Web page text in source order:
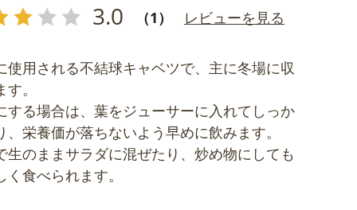
3.0 （1） レビューを見る
使用される不結球キャベツで、主に冬場に収
す。
する場合は、葉をジューサーに入れてしっか
、栄養価が落ちないよう早めに飲みます。
生のままサラダに混ぜたり、炒め物にしても
く食べられます。